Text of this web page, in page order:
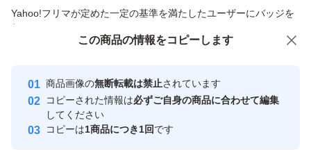
Yahoo!フリマが定めた一定の基準を満たしたユーザーにバッジを
付与しています
安心取引出品者
心・安全なユーザーです
取引実績
この商品の情報をコピーします
商品画像の無断転載は禁止されています
コピーされた情報は必ずご自身の商品に合わせて編集
してください
コピーは1商品につき1回です
この商品をみている人にオススメ